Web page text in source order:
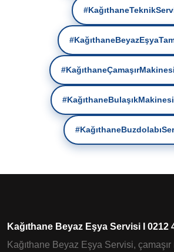
Kağıthane Beyaz Eşya Servisi I 0212
Kağıthane Beyaz Eşya Servisi,